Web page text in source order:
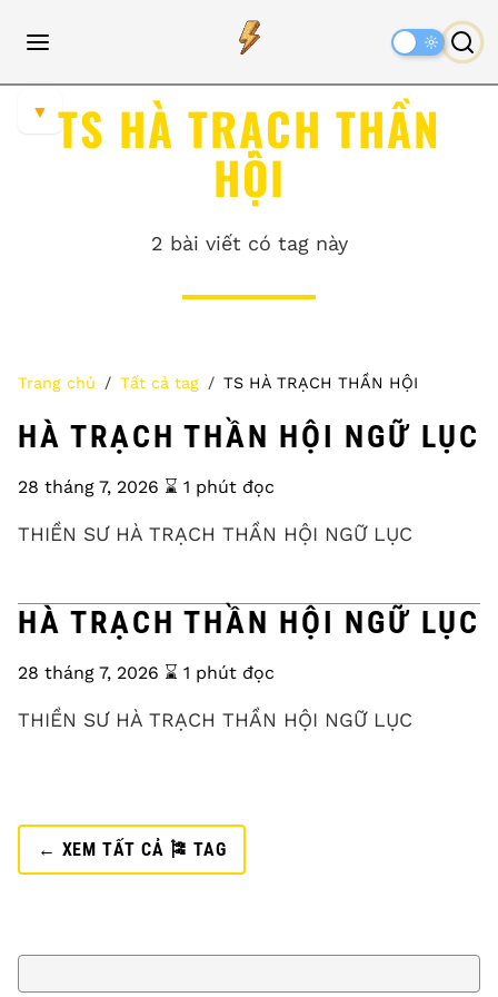
Mode
TS HÀ TRẠCH THẦN
HỘI
2 bài viết có tag này
Trang chủ Tất cả tag TS HÀ TRẠCH THẦN HỘI
HÀ TRẠCH THẦN HỘI NGỮ LỤC
28 tháng 7, 2026 ⌛️ 1 phút đọc
THIỀN SƯ HÀ TRẠCH THẦN HỘI NGỮ LỤC
HÀ TRẠCH THẦN HỘI NGỮ LỤC
28 tháng 7, 2026 ⌛️ 1 phút đọc
THIỀN SƯ HÀ TRẠCH THẦN HỘI NGỮ LỤC
← XEM TẤT CẢ 🎏 TAG
▼